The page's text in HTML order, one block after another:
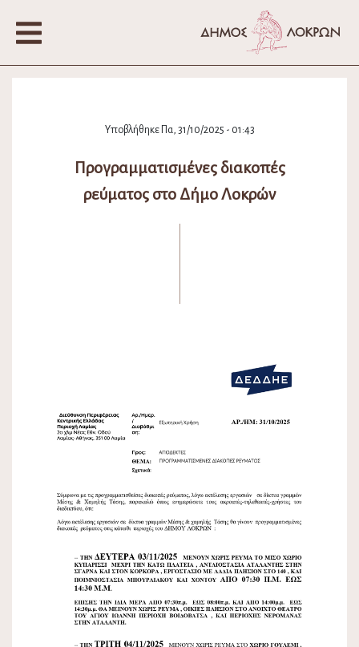
Υποβλήθηκε Πα, 31/10/2025 - 01:43
Προγραμματισμένες διακοπές
ρεύματος στο Δήμο Λοκρών